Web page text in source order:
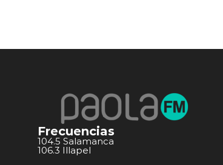
Frecuencias
104.5 Salamanca
106.3 Illapel